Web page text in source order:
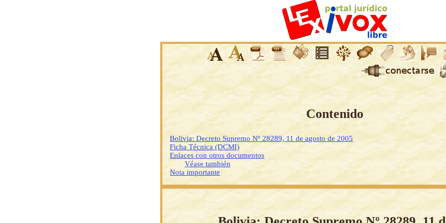
Contenido
Bolivia: Decreto Supremo Nº 28289, 11 de agosto de 2005
Ficha Técnica (DCMI)
Enlaces con otros documentos
Véase también
Nota importante